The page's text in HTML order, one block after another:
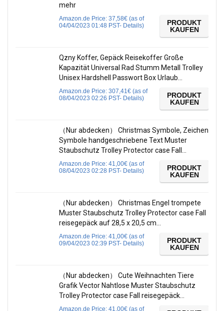
mehr
Amazon.de Price: 37,58€ (as of
04/04/2023 01:48 PST- Details)
PRODUKT
KAUFEN
Qzny Koffer, Gepäck Reisekoffer Große
Kapazität Universal Rad Stumm Metall Trolley
Unisex Hardshell Passwort Box Urlaub…
Amazon.de Price: 307,41€ (as of
08/04/2023 02:26 PST- Details)
PRODUKT
KAUFEN
（Nur abdecken） Christmas Symbole, Zeichen
Symbole handgeschriebene Text Muster
Staubschutz Trolley Protector case Fall…
Amazon.de Price: 41,00€ (as of
08/04/2023 02:28 PST- Details)
PRODUKT
KAUFEN
（Nur abdecken） Christmas Engel trompete
Muster Staubschutz Trolley Protector case Fall
reisegepäck auf 28,5 x 20,5 cm…
Amazon.de Price: 41,00€ (as of
09/04/2023 02:39 PST- Details)
PRODUKT
KAUFEN
（Nur abdecken） Cute Weihnachten Tiere
Grafik Vector Nahtlose Muster Staubschutz
Trolley Protector case Fall reisegepäck…
Amazon.de Price: 41,00€ (as of